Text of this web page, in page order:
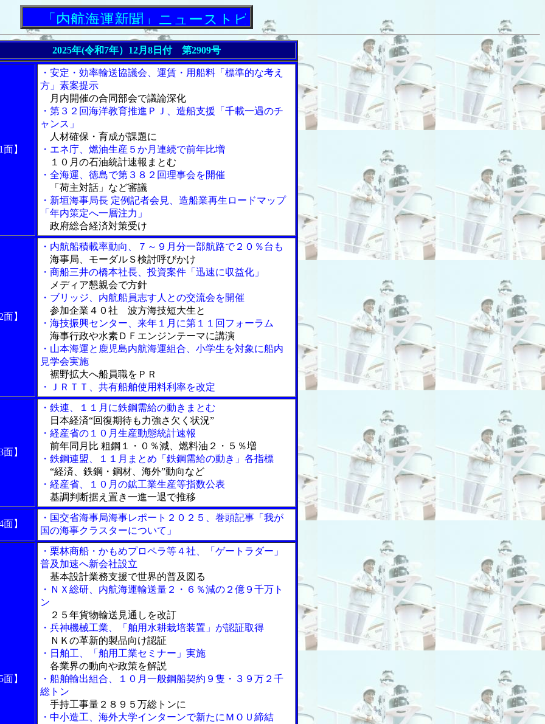
「内航海運新聞」ニューストピックス
2025年(令和7年）12月8日付 第2909号
】
・安定・効率輸送協議会、運賃・用船料「標準的な考え
方」素案提示
月内開催の合同部会で議論深化
・第３２回海洋教育推進ＰＪ、造船支援「千載一遇のチ
ャンス」
人材確保・育成が課題に
・エネ庁、燃油生産５か月連続で前年比増
１０月の石油統計速報まとむ
・全海運、徳島で第３８２回理事会を開催
「荷主対話」など審議
・新垣海事局長 定例記者会見、造船業再生ロードマップ
「年内策定へ一層注力」
政府総合経済対策受け
】
・内航船積載率動向、７～９月分一部航路で２０％台も
海事局、モーダルＳ検討呼びかけ
・商船三井の橋本社長、投資案件「迅速に収益化」
メディア懇親会で方針
・ブリッジ、内航船員志す人との交流会を開催
参加企業４０社 波方海技短大生と
・海技振興センター、来年１月に第１１回フォーラム
海事行政や水素ＤＦエンジンテーマに講演
・山本海運と鹿児島内航海運組合、小学生を対象に船内
見学会実施
裾野拡大へ船員職をＰＲ
・ＪＲＴＴ、共有船舶使用料利率を改定
】
・鉄連、１１月に鉄鋼需給の動きまとむ
日本経済“回復期待も力強さ欠く状況”
・経産省の１０月生産動態統計速報
前年同月比 粗鋼１・０％減、燃料油２・５％増
・鉄鋼連盟、１１月まとめ「鉄鋼需給の動き」各指標
“経済、鉄鋼・鋼材、海外”動向など
・経産省、１０月の鉱工業生産等指数公表
基調判断据え置き一進一退で推移
】
・国交省海事局海事レポート２０２５、巻頭記事「我が
国の海事クラスターについて」
】
・栗林商船・かもめプロペラ等４社、「ゲートラダー」
普及加速へ新会社設立
基本設計業務支援で世界的普及図る
・ＮＸ総研、内航海運輸送量２・６％減の２億９千万ト
ン
２５年貨物輸送見通しを改訂
・兵神機械工業、「舶用水耕栽培装置」が認証取得
ＮＫの革新的製品向け認証
・日舶工、「舶用工業セミナー」実施
各業界の動向や政策を解説
・船舶輸出組合、１０月一般鋼船契約９隻・３９万２千
総トン
手持工事量２８９５万総トンに
・中小造工、海外大学インターンで新たにＭＯＵ締結